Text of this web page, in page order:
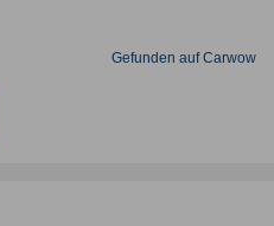
Gefunden auf Carwow